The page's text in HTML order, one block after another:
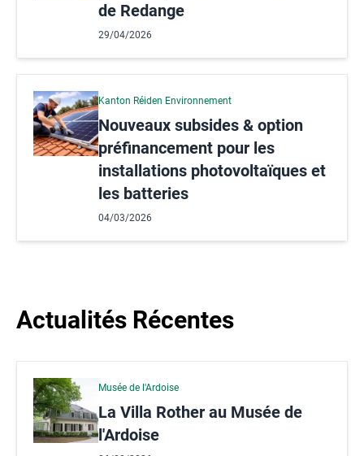
de Redange
29/04/2026
Kanton Réiden Environnement
Nouveaux subsides & option
préfinancement pour les
installations photovoltaïques et
les batteries
04/03/2026
Actualités Récentes
Musée de l'Ardoise
La Villa Rother au Musée de
l'Ardoise